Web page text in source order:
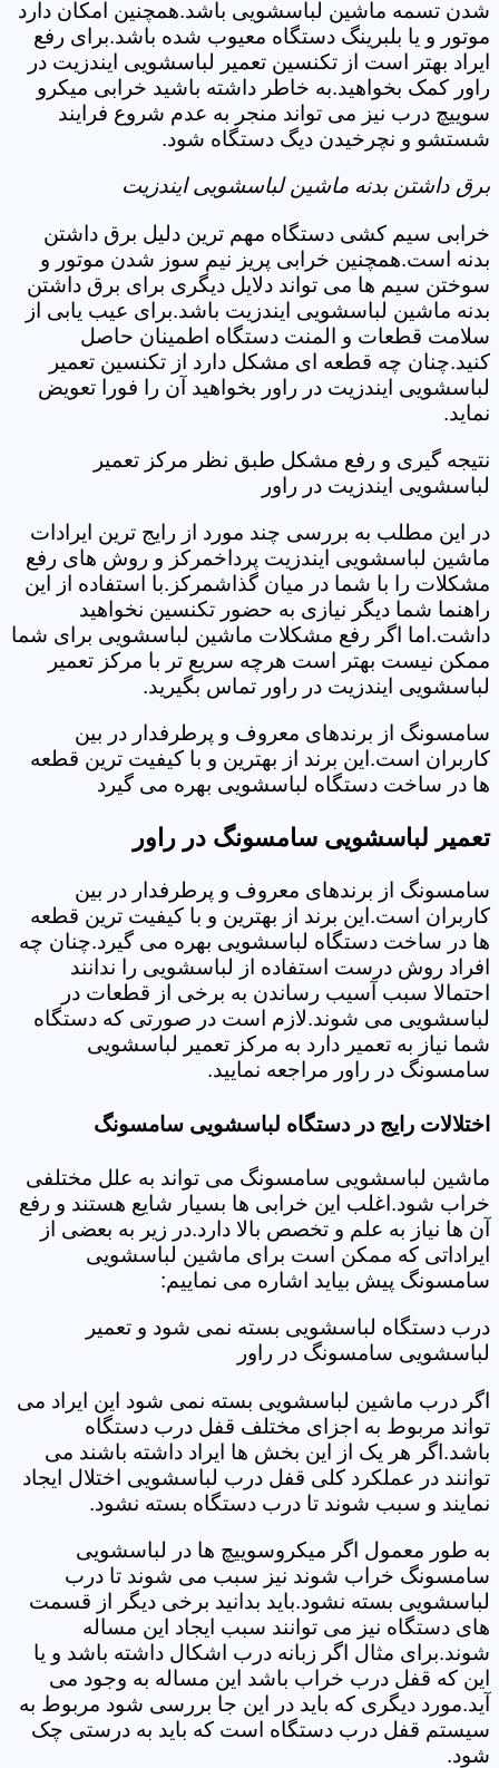
شدن تسمه ماشین لباسشویی باشد.همچنین امکان دارد
موتور و یا بلبرینگ دستگاه معیوب شده باشد.برای رفع
ایراد بهتر است از تکنسین تعمیر لباسشویی ایندزیت در
راور کمک بخواهید.به خاطر داشته باشید خرابی میکرو
سوییچ درب نیز می تواند منجر به عدم شروع فرایند
شستشو و نچرخیدن دیگ دستگاه شود.
برق داشتن بدنه ماشین لباسشویی ایندزیت
خرابی سیم کشی دستگاه مهم ترین دلیل برق داشتن
بدنه است.همچنین خرابی پریز نیم سوز شدن موتور و
سوختن سیم ها می تواند دلایل دیگری برای برق داشتن
بدنه ماشین لباسشویی ایندزیت باشد.برای عیب یابی از
سلامت قطعات و المنت دستگاه اطمینان حاصل
کنید.چنان چه قطعه ای مشکل دارد از تکنسین تعمیر
لباسشویی ایندزیت در راور بخواهید آن را فورا تعویض
نماید.
نتیجه گیری و رفع مشکل طبق نظر مرکز تعمیر
لباسشویی ایندزیت در راور
در این مطلب به بررسی چند مورد از رایج ترین ایرادات
ماشین لباسشویی ایندزیت پرداخمرکز و روش های رفع
مشکلات را با شما در میان گذاشمرکز.با استفاده از این
راهنما شما دیگر نیازی به حضور تکنسین نخواهید
داشت.اما اگر رفع مشکلات ماشین لباسشویی برای شما
ممکن نیست بهتر است هرچه سریع تر با مرکز تعمیر
لباسشویی ایندزیت در راور تماس بگیرید.
سامسونگ از برندهای معروف و پرطرفدار در بین
کاربران است.این برند از بهترین و با کیفیت ترین قطعه
ها در ساخت دستگاه لباسشویی بهره می گیرد
تعمیر لباسشویی سامسونگ در راور
سامسونگ از برندهای معروف و پرطرفدار در بین
کاربران است.این برند از بهترین و با کیفیت ترین قطعه
ها در ساخت دستگاه لباسشویی بهره می گیرد.چنان چه
افراد روش درست استفاده از لباسشویی را ندانند
احتمالا سبب آسیب رساندن به برخی از قطعات در
لباسشویی می شوند.لازم است در صورتی که دستگاه
شما نیاز به تعمیر دارد به مرکز تعمیر لباسشویی
سامسونگ در راور مراجعه نمایید.
اختلالات رایج در دستگاه لباسشویی سامسونگ
ماشین لباسشویی سامسونگ می تواند به علل مختلفی
خراب شود.اغلب این خرابی ها بسیار شایع هستند و رفع
آن ها نیاز به علم و تخصص بالا دارد.در زیر به بعضی از
ایراداتی که ممکن است برای ماشین لباسشویی
سامسونگ پیش بیاید اشاره می نماییم:
درب دستگاه لباسشویی بسته نمی شود و تعمیر
لباسشویی سامسونگ در راور
اگر درب ماشین لباسشویی بسته نمی شود این ایراد می
تواند مربوط به اجزای مختلف قفل درب دستگاه
باشد.اگر هر یک از این بخش ها ایراد داشته باشند می
توانند در عملکرد کلی قفل درب لباسشویی اختلال ایجاد
نمایند و سبب شوند تا درب دستگاه بسته نشود.
به طور معمول اگر میکروسوییچ ها در لباسشویی
سامسونگ خراب شوند نیز سبب می شوند تا درب
لباسشویی بسته نشود.باید بدانید برخی دیگر از قسمت
های دستگاه نیز می توانند سبب ایجاد این مساله
شوند.برای مثال اگر زبانه درب اشکال داشته باشد و یا
این که قفل درب خراب باشد این مساله به وجود می
آید.مورد دیگری که باید در این جا بررسی شود مربوط به
سیستم قفل درب دستگاه است که باید به درستی چک
شود.